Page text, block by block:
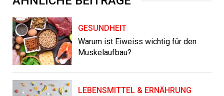
GESUNDHEIT
Warum ist Eiweiss wichtig für den
Muskelaufbau?
LEBENSMITTEL & ERNÄHRUNG